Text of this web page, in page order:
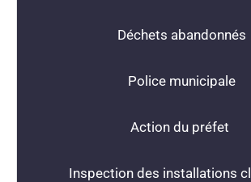
Déchets abandonnés
Police municipale
Action du préfet
Inspection des installations